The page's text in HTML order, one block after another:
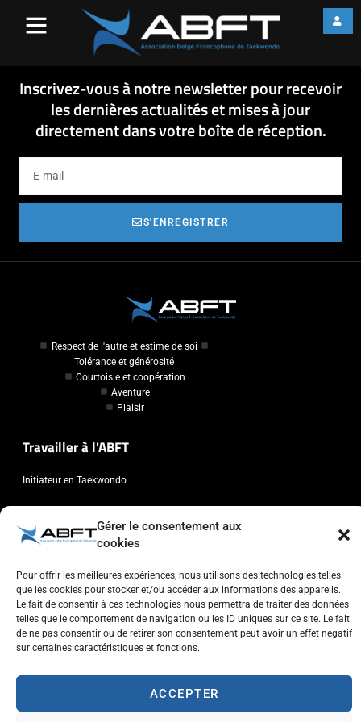
Gérer le consentement aux
cookies
Pour offrir les meilleures expériences, nous utilisons des technologies telles
que les cookies pour stocker et/ou accéder aux informations des appareils.
Le fait de consentir à ces technologies nous permettra de traiter des données
telles que le comportement de navigation ou les ID uniques sur ce site. Le fait
de ne pas consentir ou de retirer son consentement peut avoir un effet négatif
sur certaines caractéristiques et fonctions.
ACCEPTER
2ème semestre
17-09-14 Stages DPK 1 - 2ème semestre
Inscrivez-vous à notre newsletter pour recevoir
les dernières actualités et mises à jour
directement dans votre boîte de réception.
S'ENREGISTRER
Respect de l'autre et estime de soi
Tolérance et générosité
Courtoisie et coopération
Aventure
Plaisir
Travailler à l'ABFT
Initiateur en Taekwondo
Chaussée de Wavre, 2057 - 1160 Auderghem
info@abft.be
+32 (0)2 347 34 77